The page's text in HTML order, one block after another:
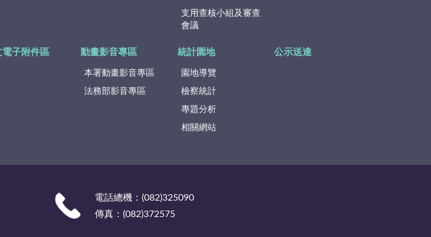
支用查核小組及審查
會議
電子附件區 動畫影音專區
本署動畫影音專區
法務部影音專區
統計園地
園地導覽
檢察統計
專題分析
相關網站
公示送達
電話總機：(082)325090
傳真：(082)372575